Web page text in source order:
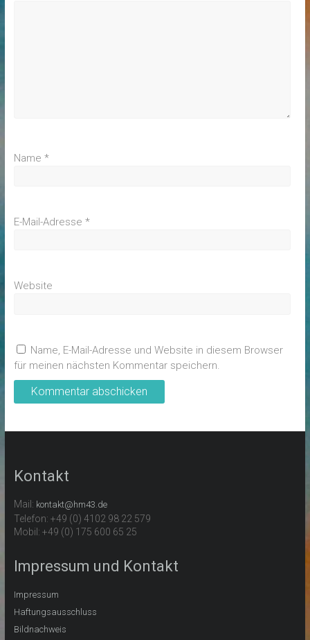
Name *
E-Mail-Adresse *
Website
Name, E-Mail-Adresse und Website in diesem Browser
für meinen nächsten Kommentar speichern.
Kontakt
Mail: kontakt@hm43.de
Telefon: +49 (0) 4102 98 22 579
Mobil: +49 (0) 175 600 65 25
Impressum und Kontakt
Impressum
Haftungsausschluss
Bildnachweis